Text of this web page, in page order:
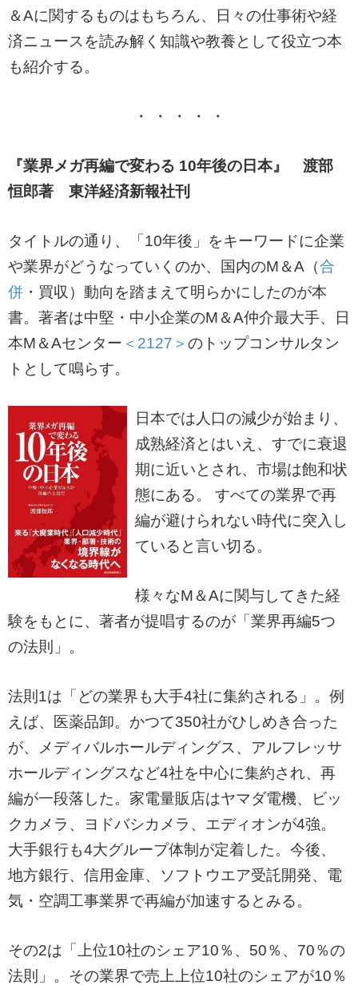
＆Aに関するものはもちろん、日々の仕事術や経
済ニュースを読み解く知識や教養として役立つ本
も紹介する。
・ ・ ・ ・ ・
『業界メガ再編で変わる 10年後の日本』 渡部
恒郎著 東洋経済新報社刊
タイトルの通り、「10年後」をキーワードに企業
や業界がどうなっていくのか、国内のM＆A（合
併 ・買収）動向を踏まえて明らかにしたのが本
書。著者は中堅・中小企業のM＆A仲介最大手、日
本M＆Aセンター ＜2127＞ のトップコンサルタン
トとして鳴らす。
日本では人口の減少が始まり、
成熟経済とはいえ、すでに衰退
期に近いとされ、市場は飽和状
態にある。 すべての業界で再
編が避けられない時代に突入し
ていると言い切る。
様々なM＆Aに関与してきた経
験をもとに、著者が提唱するのが「業界再編5つ
の法則」。
法則1は「どの業界も大手4社に集約される」。例
えば、医薬品卸。かつて350社がひしめき合った
が、メディバルホールディングス、アルフレッサ
ホールディングスなど4社を中心に集約され、再
編が一段落した。家電量販店はヤマダ電機、ビッ
クカメラ、ヨドバシカメラ、エディオンが4強。
大手銀行も4大グループ体制が定着した。今後、
地方銀行、信用金庫、ソフトウエア受託開発、電
気・空調工事業界で再編が加速するとみる。
その2は「上位10社のシェア10％、50％、70％の
法則」。その業界で売上上位10社のシェアが10％